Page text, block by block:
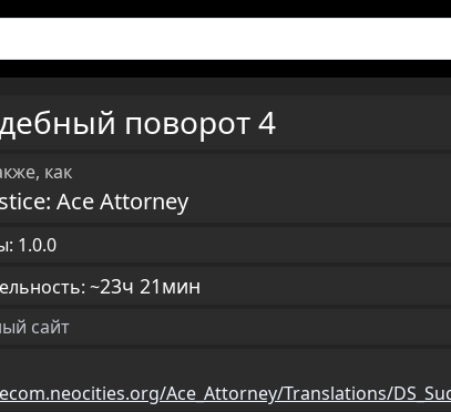
поворот 4
как
Ace Attorney
1.0.0
~23ч 21мин
сайт
Ace_Attorney/Translations/